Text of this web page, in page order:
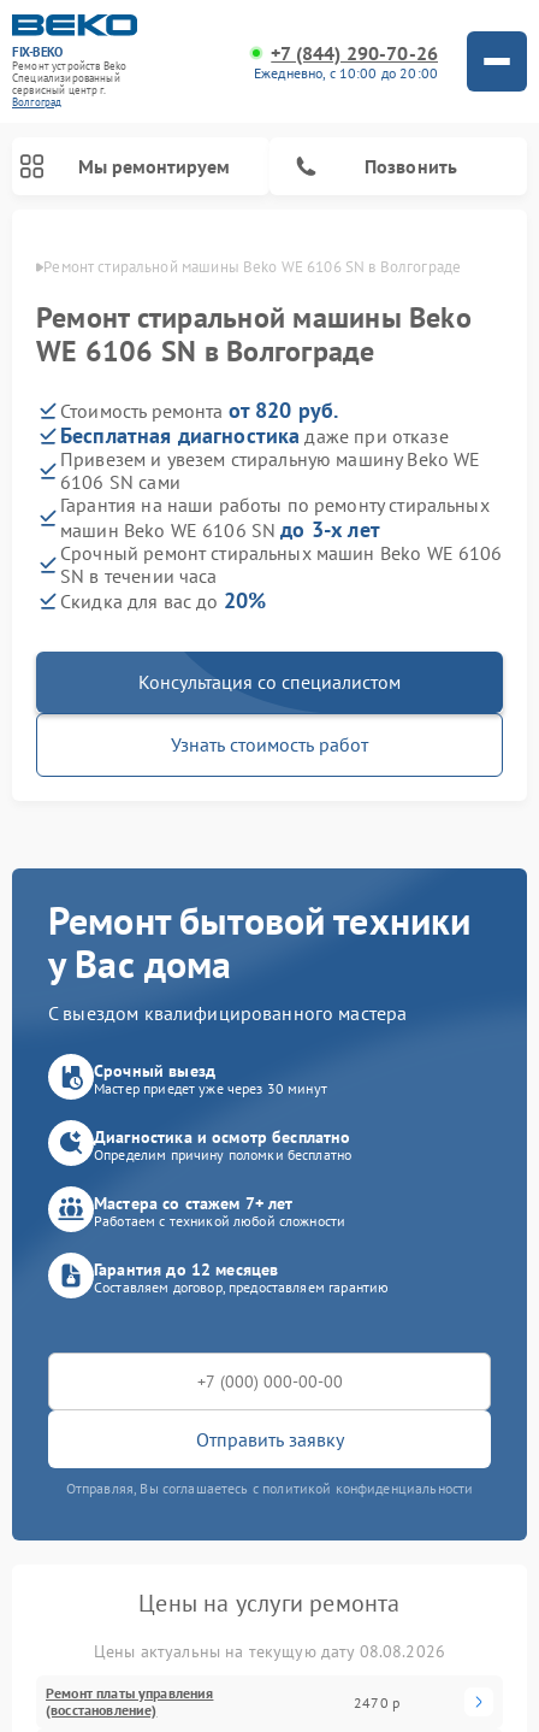
FIX-BEKO
Ремонт устройств Beko
Специализированный
cервисный центр г.
Волгоград
+7 (844) 290-70-26
Ежедневно, с 10:00 до 20:00
Мы ремонтируем Позвонить
Ремонт стиральной машины Beko WE 6106 SN в Волгограде
Ремонт стиральной машины Beko
WE 6106 SN в Волгограде
Стоимость ремонта от 820 руб.
Бесплатная диагностика даже при отказе
Привезем и увезем стиральную машину Beko WE
6106 SN сами
Гарантия на наши работы по ремонту стиральных
машин Beko WE 6106 SNдо 3-х лет
Срочный ремонт стиральных машин Beko WE 6106
SN в течении часа
Скидка для вас до 20%
Консультация со специалистом
Узнать стоимость работ
Ремонт бытовой техники
у Вас дома
С выездом квалифицированного мастера
Срочный выезд
Мастер приедет уже через 30 минут
Диагностика и осмотр бесплатно
Определим причину поломки бесплатно
Мастера со стажем 7+ лет
Работаем с техникой любой сложности
Гарантия до 12 месяцев
Составляем договор, предоставляем гарантию
Отправить заявку
Отправляя, Вы соглашаетесь с политикой конфиденциальности
Цены на услуги ремонта
Цены актуальны на текущую дату 08.08.2026
Ремонт платы управления
(восстановление)
2470 р